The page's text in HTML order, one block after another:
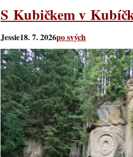
S Kubičkem v
Jessie18. 7. 2026po svých